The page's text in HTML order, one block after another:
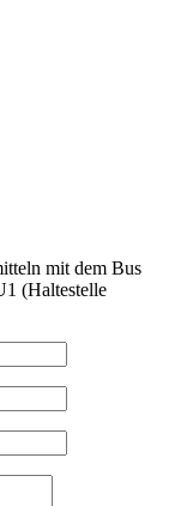
mit dem Bus
(Haltestelle